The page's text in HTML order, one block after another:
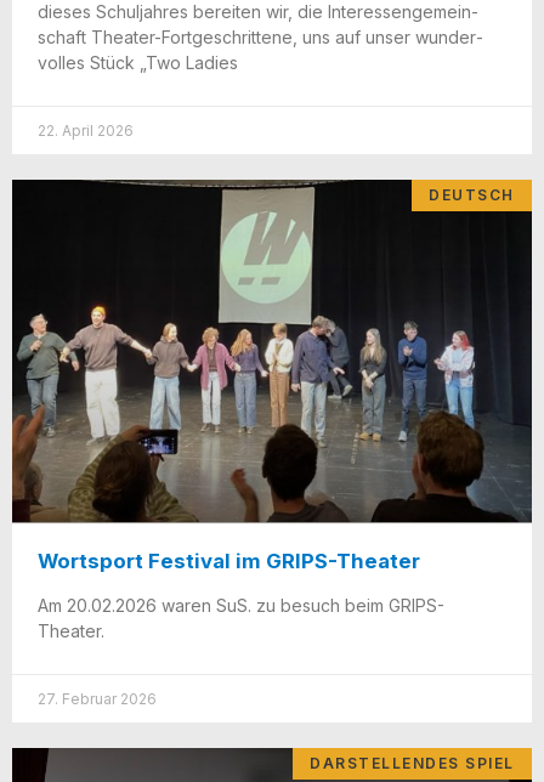
die­ses Schul­jah­res berei­ten wir, die Inter­es­sen­ge­mein­
schaft The­a­­ter-For­t­­ge­­schri­t­­te­­ne, uns auf unser wun­der­
vol­les Stück „Two Ladies
22. April 2026
DEUTSCH
Wortsport Festival im GRIPS-Theater
Am 20.02.2026 waren SuS. zu besuch beim GRIPS-
Theater.
27. Februar 2026
DARSTELLENDES SPIEL